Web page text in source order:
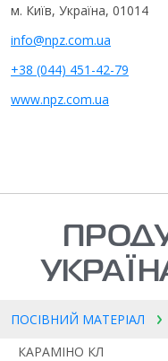
м. Київ, Україна, 01014
info@npz.com.ua
+38 (044) 451-42-79
www.npz.com.ua
ПОСІВНИЙ МАТЕРІАЛ
КАРАМІНО КЛ